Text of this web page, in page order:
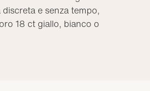
e senza tempo,
18 ct giallo, bianco o